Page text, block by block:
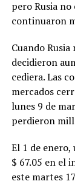
pero Rusia no
continuaron
Cuando
decidieron
cediera. Las
mercados
lunes 9 de
perdieron
El 1 de
$ 67.05 en el
este martes